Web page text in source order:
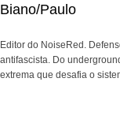
Biano/Paulo
Editor do NoiseRed.
antifascista. Do
extrema que desafia o